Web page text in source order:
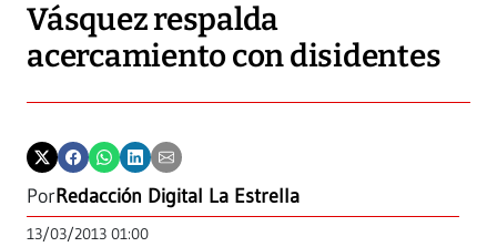
Vásquez respalda
acercamiento con disidentes
PorRedacción Digital La Estrella
13/03/2013 01:00